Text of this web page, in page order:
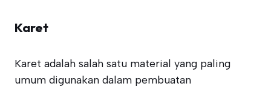
Karet
Karet adalah salah satu material yang paling
umum digunakan dalam pembuatan